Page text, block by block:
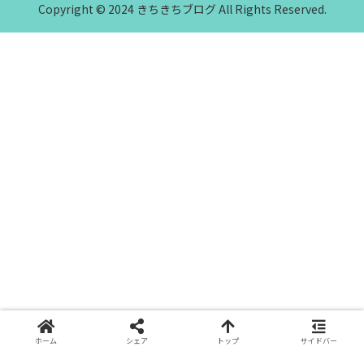
Copyright © 2024 きちきちブログ All Rights Reserved.
ホーム シェア トップ サイドバー